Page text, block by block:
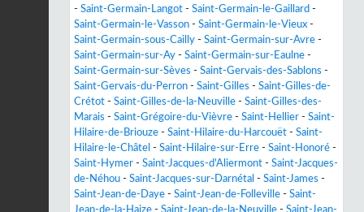
- Saint-Germain-Langot - Saint-Germain-le-Gaillard -
Saint-Germain-le-Vasson - Saint-Germain-le-Vieux -
Saint-Germain-sous-Cailly - Saint-Germain-sur-Avre -
Saint-Germain-sur-Ay - Saint-Germain-sur-Eaulne -
Saint-Germain-sur-Sèves - Saint-Gervais-des-Sablons -
Saint-Gervais-du-Perron - Saint-Gilles - Saint-Gilles-de-
Crétot - Saint-Gilles-de-la-Neuville - Saint-Gilles-des-
Marais - Saint-Grégoire-du-Vièvre - Saint-Hellier - Saint-
Hilaire-de-Briouze - Saint-Hilaire-du-Harcouët - Saint-
Hilaire-le-Châtel - Saint-Hilaire-sur-Erre - Saint-Honoré -
Saint-Hymer - Saint-Jacques-d'Aliermont - Saint-Jacques-
de-Néhou - Saint-Jacques-sur-Darnétal - Saint-James -
Saint-Jean-de-Daye - Saint-Jean-de-Folleville - Saint-
Jean-de-la-Haize - Saint-Jean-de-la-Neuville - Saint-Jean-